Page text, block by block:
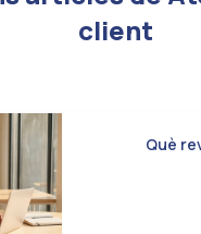
client
Què